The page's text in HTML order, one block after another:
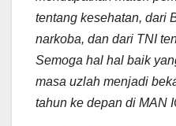
tentang kesehatan, dari
narkoba, dan dari TNI
Semoga hal hal baik
masa uzlah menjadi
tahun ke depan di MAN